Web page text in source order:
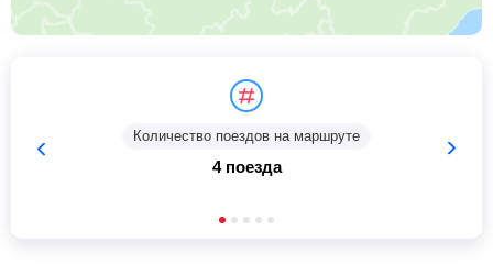
Количество поездов на маршруте
4 поезда